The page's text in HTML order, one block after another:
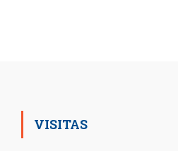
VISITAS